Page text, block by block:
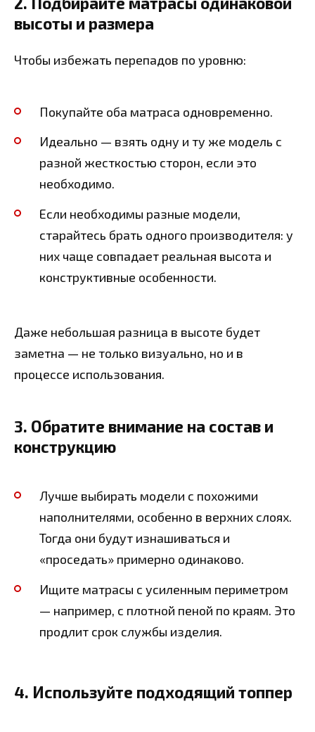
высоты и размера
Чтобы избежать перепадов по уровню:
Покупайте оба матраса одновременно.
Идеально — взять одну и ту же модель с
разной жесткостью сторон, если это
необходимо.
Если необходимы разные модели,
старайтесь брать одного производителя: у
них чаще совпадает реальная высота и
конструктивные особенности.
Даже небольшая разница в высоте будет
заметна — не только визуально, но и в
процессе использования.
3. Обратите внимание на состав и
конструкцию
Лучше выбирать модели с похожими
наполнителями, особенно в верхних слоях.
Тогда они будут изнашиваться и
«проседать» примерно одинаково.
Ищите матрасы с усиленным периметром
— например, с плотной пеной по краям. Это
продлит срок службы изделия.
4. Используйте подходящий топпер